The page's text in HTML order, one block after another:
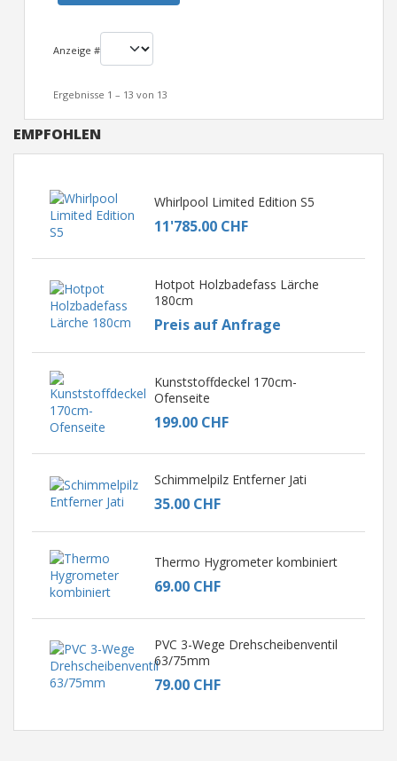
EMPFOHLEN
Whirlpool Limited Edition S5
11'785.00 CHF
Hotpot Holzbadefass Lärche
180cm
Preis auf Anfrage
Kunststoffdeckel 170cm-
Ofenseite
199.00 CHF
Schimmelpilz Entferner Jati
35.00 CHF
Thermo Hygrometer kombiniert
69.00 CHF
PVC 3-Wege Drehscheibenventil
63/75mm
79.00 CHF
Anzeige #
Ergebnisse 1 – 13 von 13